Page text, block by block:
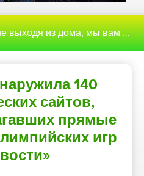
мы вам поможем с этим разобраться
140
сайтов,
прямые
игр